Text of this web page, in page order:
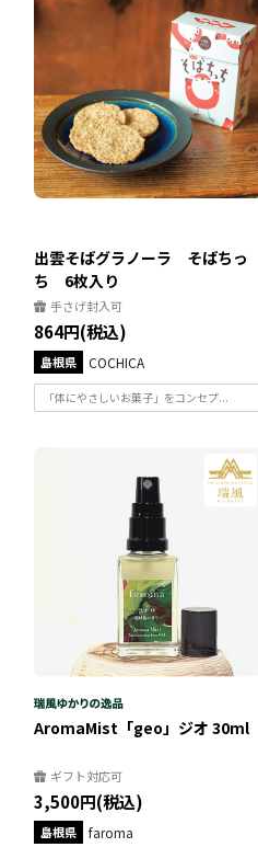
出雲そばグラノーラ そばちっ
ち 6枚入り
手さげ封入可
864円(税込)
島根県 COCHICA
「体にやさしいお菓子」をコンセプ...
AromaMist「geo」ジオ 30ml
ギフト対応可
3,500円(税込)
島根県 faroma